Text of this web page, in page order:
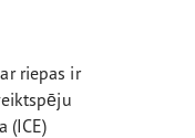
riepas ir
(ICE)